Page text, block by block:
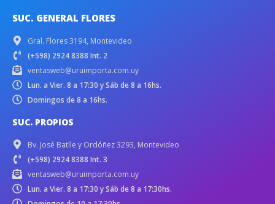
SUC. GENERAL FLORES
Gral. Flores 3194, Montevideo
(+598) 2924 8388 Int. 2
ventasweb@uruimporta.com.uy
Lun. a Vier. 8 a 17:30 y Sáb de 8 a 16hs.
Domingos de 8 a 16hs.
SUC. PROPIOS
Bv. José Batlle y Ordóñez 3293, Montevideo
(+598) 2924 8388 Int. 3
ventasweb@uruimporta.com.uy
Lun. a Vier. 8 a 17:30 y Sáb de 8 a 17:30hs.